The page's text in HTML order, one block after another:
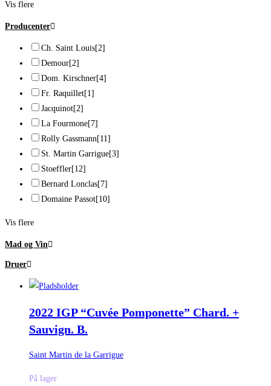
Vis flere
Producenter
Ch. Saint Louis[2]
Demour[2]
Dom. Kirschner[4]
Fr. Raquillet[1]
Jacquinot[2]
La Fourmone[7]
Rolly Gassmann [11]
St. Martin Garrigue[3]
Stoeffler[12]
Bernard Lonclas[7]
Domaine Passot[10]
Vis flere
Mad og Vin
Druer
2022 IGP “Cuvée Pomponette” Chard. +
Sauvign. B.
Saint Martin de la Garrigue
På lager